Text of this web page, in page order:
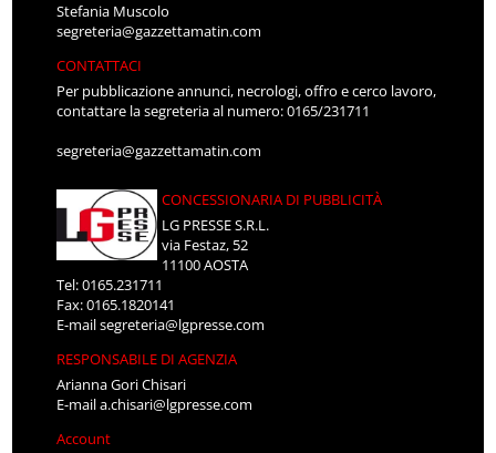
Stefania Muscolo
segreteria@gazzettamatin.com
CONTATTACI
Per pubblicazione annunci, necrologi, offro e cerco lavoro,
contattare la segreteria al numero: 0165/231711
segreteria@gazzettamatin.com
CONCESSIONARIA DI PUBBLICITÀ
LG PRESSE S.R.L.
via Festaz, 52
11100 AOSTA
Tel: 0165.231711
Fax: 0165.1820141
E-mailsegreteria@lgpresse.com
RESPONSABILE DI AGENZIA
Arianna Gori Chisari
E-maila.chisari@lgpresse.com
Account